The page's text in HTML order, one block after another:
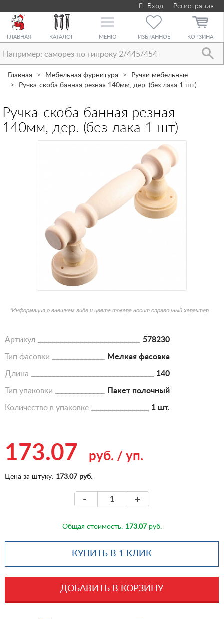
Вход Регистрация
ГЛАВНАЯ КАТАЛОГ
Toggle
МЕНЮ ИЗБРАННОЕ КОРЗИНА
Главная Мебельная фурнитура
Ручки мебельные
Ручка-скоба банная резная 140мм, дер. (без лака 1 шт)
Ручка-скоба банная резная
140мм, дер. (без лака 1 шт)
*Информация о внешнем виде и цвете товара носит справочный характер
Артикул 578230
Тип фасовки Мелкая фасовка
Длина 140
Тип упаковки Пакет полочный
Количество в упаковке 1 шт.
173.07 руб. / уп.
Цена за штуку: 173.07 руб.
- +
Общая стоимость: 173.07руб.
КУПИТЬ В 1 КЛИК
ДОБАВИТЬ В КОРЗИНУ